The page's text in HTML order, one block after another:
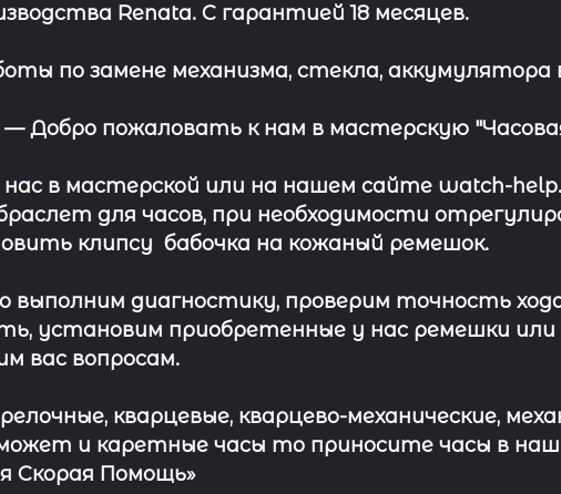
Renata. С гарантией 18 месяцев.
по замене механизма, стекла, аккумулятора
—Добро пожаловать к нам в мастерскую
нас в мастерской или на нашем сайте watch-
для часов, при необходимости
клипсу бабочка на кожаный ремешок.
выполним диагностику, проверим точность
установим приобретенные у нас ремешки
вас вопросам.
кварцевые, кварцево-механические,
и каретные часы то приносите часы в
Скорая Помощь»